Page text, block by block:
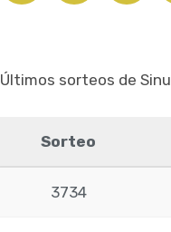
Últimos sorteos de
Sorteo
3734